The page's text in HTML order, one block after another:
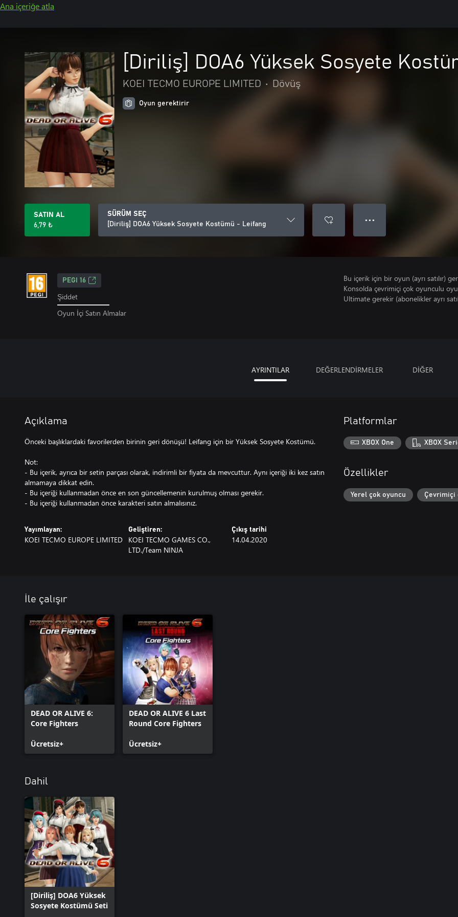
Ana içeriğe atla
[Diriliş] DOA6 Yüksek Sosyete
KOEI TECMO EUROPE LIMITED • Dövüş
Oyun gerektirir
SATIN AL
6,79 ₺
SÜRÜM SEÇ
[Diriliş] DOA6 Yüksek Sosyete Kostümü - Leifang
● ● ●
PEGI 16
Şiddet
Oyun İçi Satın Almalar
Bu içerik için bir oyun (ayrı satılır)
Konsolda çevrimiçi çok oyunculu
Ultimate gerekir (abonelikler ayrı
AYRINTILAR DEĞERLENDİRMELER DİĞER
Açıklama
Önceki başlıklardaki favorilerden birinin geri dönüşü! Leifang için bir Yüksek Sosyete Kostümü.
Not:
- Bu içerik, ayrıca bir setin parçası olarak, indirimli bir fiyata da mevcuttur. Aynı içeriği iki kez satın
almamaya dikkat edin.
- Bu içeriği kullanmadan önce en son güncellemenin kurulmuş olması gerekir.
- Bu içeriği kullanmadan önce karakteri satın almalısınız.
Yayımlayan:
KOEI TECMO EUROPE LIMITED
Geliştiren:
KOEI TECMO GAMES CO.,
LTD./Team NINJA
Çıkış tarihi
14.04.2020
Platformlar
XBOX One XBOX
Özellikler
Yerel çok oyuncu Çevrimiçi
İle çalışır
DEAD OR ALIVE 6:
Core Fighters
Ücretsiz+
DEAD OR ALIVE 6 Last
Round Core Fighters
Ücretsiz+
Dahil
[Diriliş] DOA6 Yüksek
Sosyete Kostümü Seti